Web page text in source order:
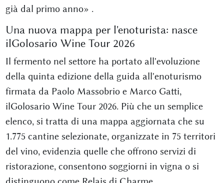
già dal primo anno» .
Una nuova mappa per l'enoturista: nasce
ilGolosario Wine Tour 2026
Il fermento nel settore ha portato all'evoluzione
della quinta edizione della guida all'enoturismo
firmata da Paolo Massobrio e Marco Gatti,
ilGolosario Wine Tour 2026. Più che un semplice
elenco, si tratta di una mappa aggiornata che su
1.775 cantine selezionate, organizzate in 75 territori
del vino, evidenzia quelle che offrono servizi di
ristorazione, consentono soggiorni in vigna o si